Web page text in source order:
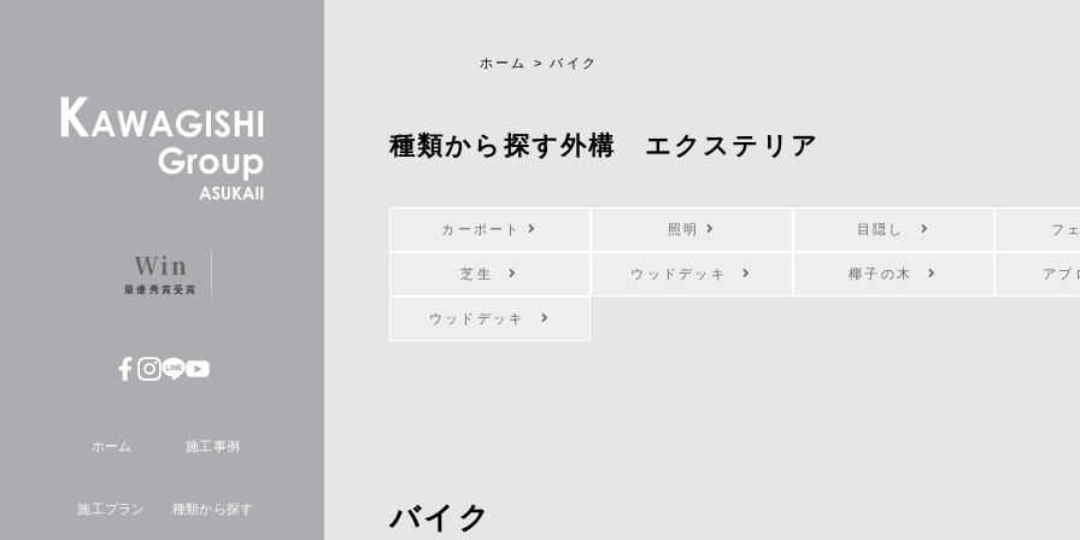
Win
最優秀賞受賞
ホーム 施工事例
施工プラン 種類から探す
ホーム > バイク
種類から探す外構 エクステリア
カーポート 照明 目隠し フ
芝生 ウッドデッキ 椰子の木 ア
ウッドデッキ
バイク